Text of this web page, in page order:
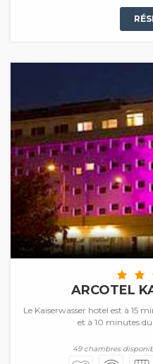
ARCOTEL
Le Kaiserwasser hotel est à 15
et à 10 minutes
49 chambres